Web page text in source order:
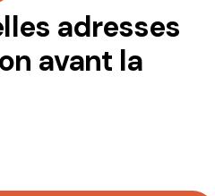
adresses
avant la